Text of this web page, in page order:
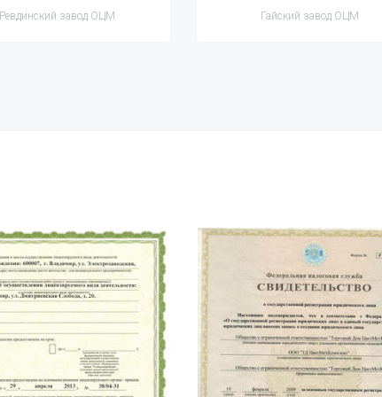
Ревдинский завод ОЦМ Гайский завод ОЦМ